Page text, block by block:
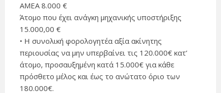
ΑΜΕΑ 8.000 €
Άτομο που έχει ανάγκη μηχανικής υποστήριξης
15.000,00 €
• Η συνολική φορολογητέα αξία ακίνητης
περιουσίας να μην υπερβαίνει τις 120.000€ κατ’
άτομο, προσαυξημένη κατά 15.000€ για κάθε
πρόσθετο μέλος και έως το ανώτατο όριο των
180.000€.